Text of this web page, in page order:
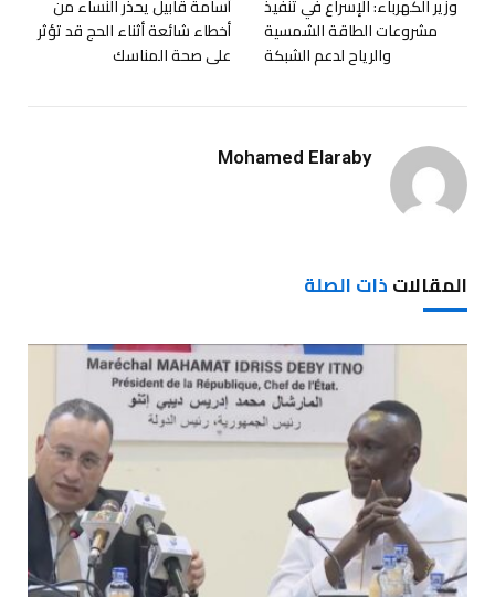
وزير الكهرباء: الإسراع في تنفيذ
مشروعات الطاقة الشمسية
والرياح لدعم الشبكة
أسامة قابيل يحذر النساء من
أخطاء شائعة أثناء الحج قد تؤثر
على صحة المناسك
Mohamed Elaraby
المقالاتذات الصلة